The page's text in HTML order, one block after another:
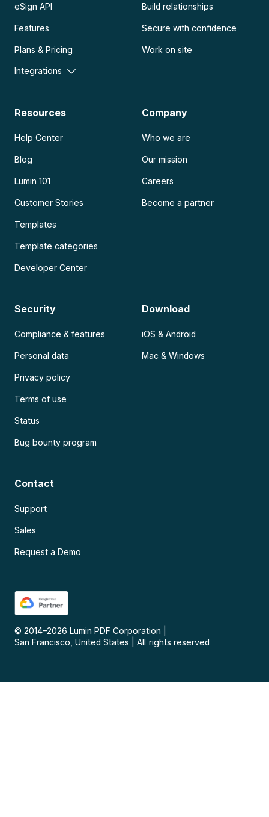
eSign API
Features
Plans & Pricing
Integrations
Build relationships
Secure with confidence
Work on site
Resources
Help Center
Blog
Lumin 101
Customer Stories
Templates
Template categories
Developer Center
Company
Who we are
Our mission
Careers
Become a partner
Security
Compliance & features
Personal data
Privacy policy
Terms of use
Status
Bug bounty program
Download
iOS & Android
Mac & Windows
Contact
Support
Sales
Request a Demo
© 2014–2026 Lumin PDF Corporation
San Francisco, United States
All rights reserved